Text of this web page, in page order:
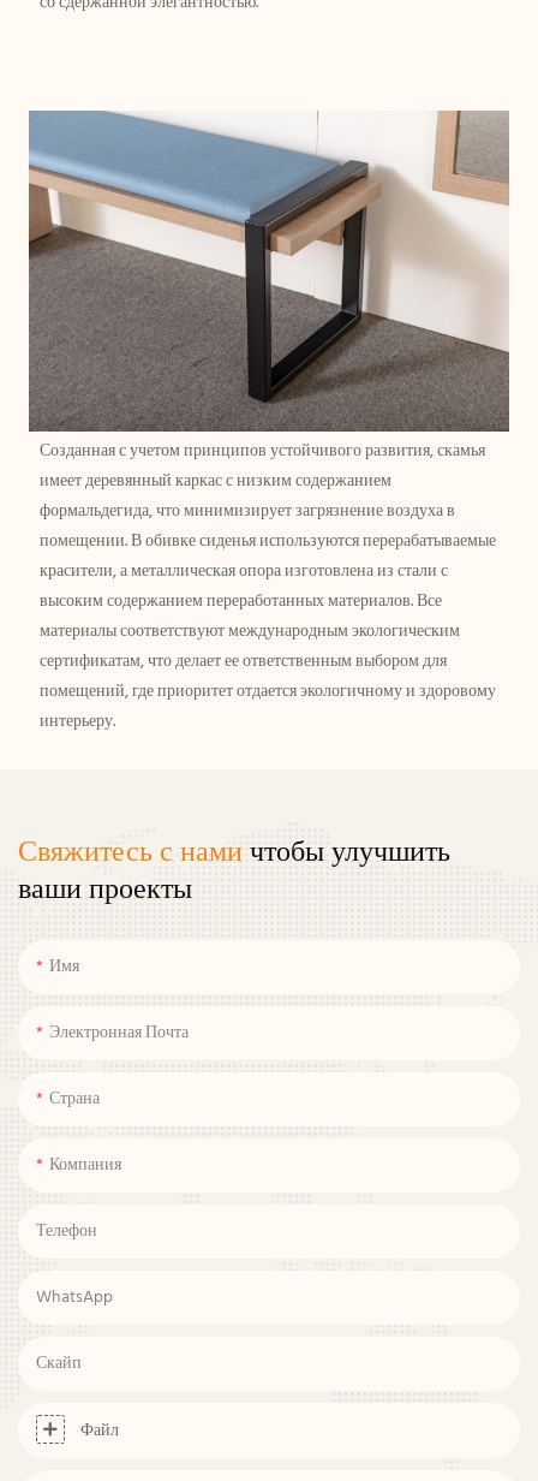
Созданная с учетом принципов устойчивого развития, скамья
имеет деревянный каркас с низким содержанием
формальдегида, что минимизирует загрязнение воздуха в
помещении. В обивке сиденья используются перерабатываемые
красители, а металлическая опора изготовлена ​​из стали с
высоким содержанием переработанных материалов. Все
материалы соответствуют международным экологическим
сертификатам, что делает ее ответственным выбором для
помещений, где приоритет отдается экологичному и здоровому
интерьеру.
Свяжитесь с намичтобы улучшить
ваши проекты
Имя
Электронная Почта
Страна
Компания
Телефон
WhatsApp
Скайп
Файл